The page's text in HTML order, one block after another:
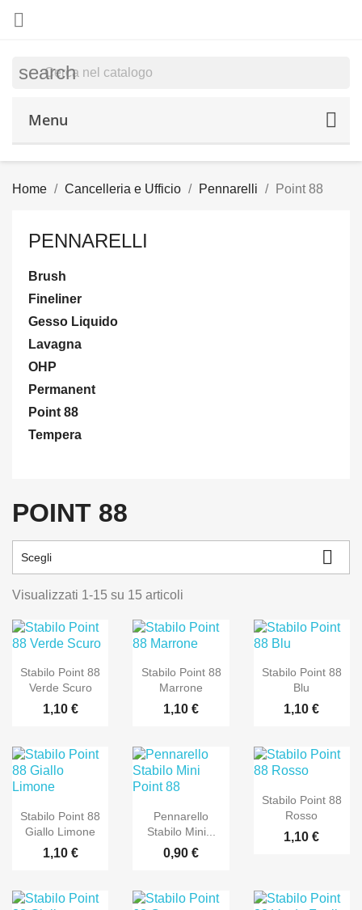

search
Menu
Home Cancelleria e Ufficio Pennarelli Point 88
PENNARELLI
Brush
Fineliner
Gesso Liquido
Lavagna
OHP
Permanent
Point 88
Tempera
POINT 88
Scegli 
Visualizzati 1-15 su 15 articoli
Stabilo Point 88
Verde Scuro
1,10 €
Stabilo Point 88
Marrone
1,10 €
Stabilo Point 88
Blu
1,10 €
Stabilo Point 88
Giallo Limone
1,10 €
Pennarello
Stabilo Mini...
0,90 €
Stabilo Point 88
Rosso
1,10 €